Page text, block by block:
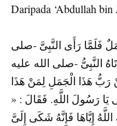
Daripada ‘Abdullah bin
فَلَمَّا رَأَى النَّبِىَّ -صلى
النَّبِىُّ -صلى الله عليه
هَذَا الْجَمَلِ لِمَنْ هَذَا
يَا رَسُولَ اللَّهِ. فَقَالَ : «
إِيَّاهَا فَإِنَّهُ شَكَى إِلَىَّ